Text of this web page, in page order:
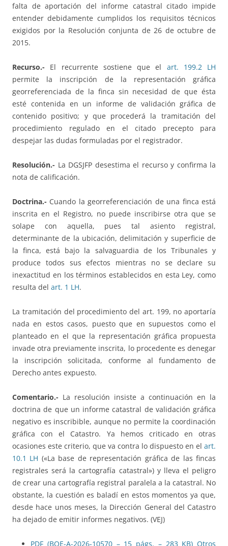
falta de aportación del informe catastral citado impide
entender debidamente cumplidos los requisitos técnicos
exigidos por la Resolución conjunta de 26 de octubre de
2015.
Recurso.- El recurrente sostiene que el art. 199.2 LH
permite la inscripción de la representación gráfica
georreferenciada de la finca sin necesidad de que ésta
esté contenida en un informe de validación gráfica de
contenido positivo; y que procederá la tramitación del
procedimiento regulado en el citado precepto para
despejar las dudas formuladas por el registrador.
Resolución.- La DGSJFP desestima el recurso y confirma la
nota de calificación.
Doctrina.- Cuando la georreferenciación de una finca está
inscrita en el Registro, no puede inscribirse otra que se
solape con aquella, pues tal asiento registral,
determinante de la ubicación, delimitación y superficie de
la finca, está bajo la salvaguardia de los Tribunales y
produce todos sus efectos mientras no se declare su
inexactitud en los términos establecidos en esta Ley, como
resulta del art. 1 LH.
La tramitación del procedimiento del art. 199, no aportaría
nada en estos casos, puesto que en supuestos como el
planteado en el que la representación gráfica propuesta
invade otra previamente inscrita, lo procedente es denegar
la inscripción solicitada, conforme al fundamento de
Derecho antes expuesto.
Comentario.- La resolución insiste a continuación en la
doctrina de que un informe catastral de validación gráfica
negativo es inscribible, aunque no permite la coordinación
gráfica con el Catastro. Ya hemos criticado en otras
ocasiones este criterio, que va contra lo dispuesto en el art.
10.1 LH («La base de representación gráfica de las fincas
registrales será la cartografía catastral») y lleva el peligro
de crear una cartografía registral paralela a la catastral. No
obstante, la cuestión es baladí en estos momentos ya que,
desde hace unos meses, la Dirección General del Catastro
ha dejado de emitir informes negativos. (VEJ)
PDF (BOE-A-2026-10570 – 15 págs. – 283 KB) Otros